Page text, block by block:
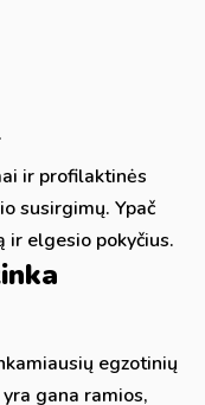
ir profilaktinės
susirgimų. Ypač
ir elgesio pokyčius.
egzotinių
gana ramios,